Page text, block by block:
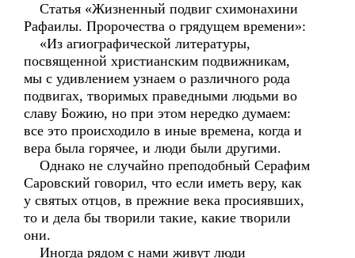
Статья «Жизненный подвиг схимонахини
Рафаилы. Пророчества о грядущем времени»:
«Из агиографической литературы,
посвященной христианским подвижникам,
мы с удивлением узнаем о различного рода
подвигах, творимых праведными людьми во
славу Божию, но при этом нередко думаем:
все это происходило в иные времена, когда и
вера была горячее, и люди были другими.
Однако не случайно преподобный Серафим
Саровский говорил, что если иметь веру, как
у святых отцов, в прежние века просиявших,
то и дела бы творили такие, какие творили
они.
Иногда рядом с нами живут люди